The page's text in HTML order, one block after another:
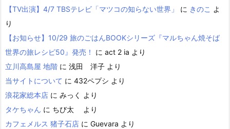
【TV出演】4/7 TBSテレビ「マツコの知らない世界」
に きのこ よ
り
【お知らせ】10/29 旅のごはんBOOKシリーズ『マルちゃん焼そば
世界の旅レシピ50』発売！
に act 2 ia より
立川高島屋 地階 に 浅田 洋子 より
当サイトについて に 432ペプシ より
浪花家総本店 に みっく
より
タケちゃん に ちび太
より
カフェメルス 猪子石店 に Guevara より